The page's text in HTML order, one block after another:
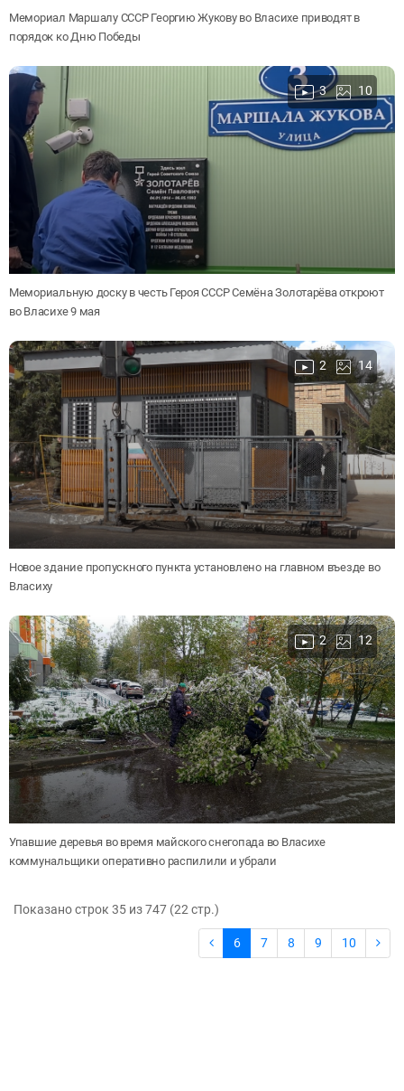
Мемориал Маршалу СССР Георгию Жукову во Власихе приводят в
порядок ко Дню Победы
3 10
Мемориальную доску в честь Героя СССР Семёна Золотарёва откроют
во Власихе 9 мая
2 14
Новое здание пропускного пункта установлено на главном въезде во
Власиху
2 12
Упавшие деревья во время майского снегопада во Власихе
коммунальщики оперативно распилили и убрали
Показано строк 35 из 747 (22 cтр.)
6 7 8 9 10